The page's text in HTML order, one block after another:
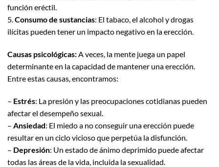
función eréctil.
5.Consumo de sustancias: El tabaco, el alcohol y drogas
ilícitas pueden tener un impacto negativo en la erección.
Causas psicológicas: A veces, la mente juega un papel
determinante en la capacidad de mantener una erección.
Entre estas causas, encontramos:
– Estrés: La presión y las preocupaciones cotidianas pueden
afectar el desempeño sexual.
– Ansiedad: El miedo a no conseguir una erección puede
resultar en un ciclo vicioso que perpetúa la disfunción.
– Depresión: Un estado de ánimo deprimido puede afectar
todas las áreas de la vida, incluida la sexualidad.